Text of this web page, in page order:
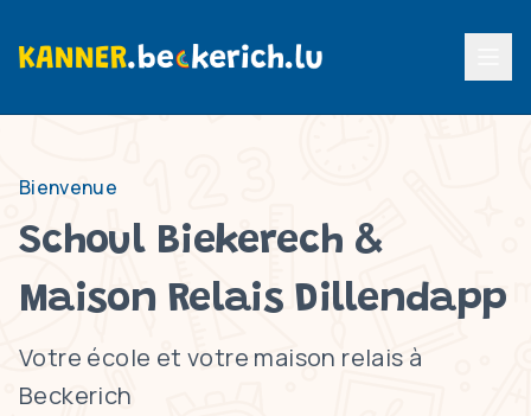
Bienvenue
Schoul Biekerech &
Maison Relais Dillendapp
Votre école et votre maison relais à
Beckerich